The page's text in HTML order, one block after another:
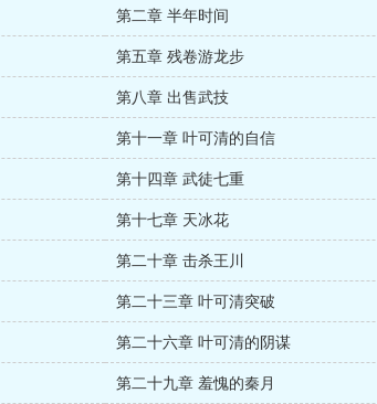
第二章 半年时间
第五章 残卷游龙步
第八章 出售武技
第十一章 叶可清的自信
第十四章 武徒七重
第十七章 天冰花
第二十章 击杀王川
第二十三章 叶可清突破
第二十六章 叶可清的阴谋
第二十九章 羞愧的秦月